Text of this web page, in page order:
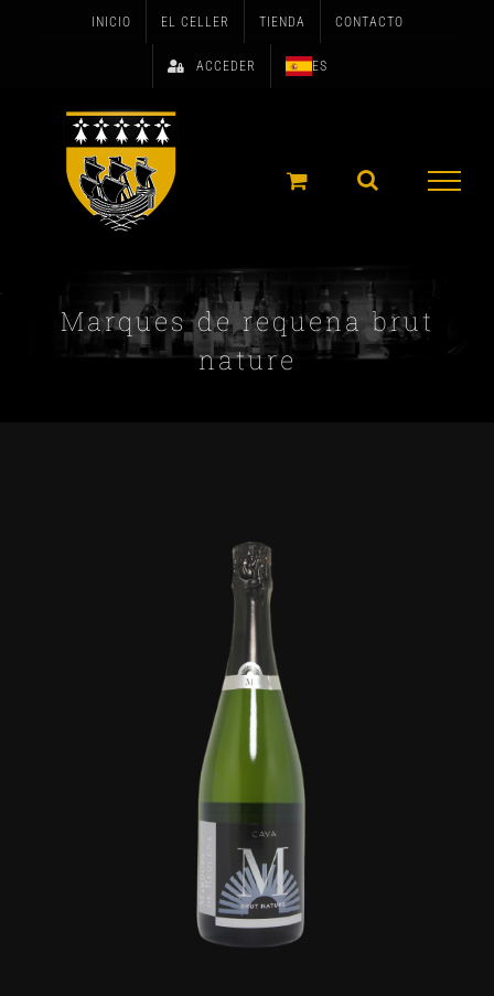
INICIO EL CELLER TIENDA CONTACTO
ACCEDER ES
Marques de requena brut
nature